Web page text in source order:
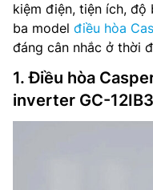
kiệm điện, tiện ích,
ba model điều hòa
đáng cân nhắc ở thời
1. Điều hòa
inverter GC-